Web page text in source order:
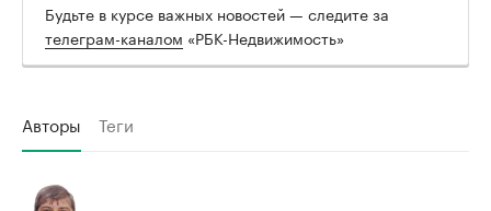
Будьте в курсе важных новостей — следите за
телеграм-каналом «РБК-Недвижимость»
Авторы Теги